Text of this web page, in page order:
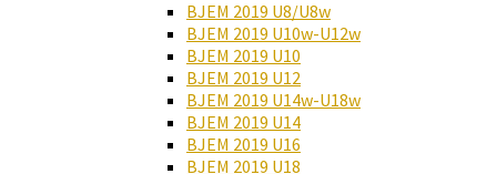
BJEM 2019 U8/U8w
BJEM 2019 U10w-U12w
BJEM 2019 U10
BJEM 2019 U12
BJEM 2019 U14w-U18w
BJEM 2019 U14
BJEM 2019 U16
BJEM 2019 U18